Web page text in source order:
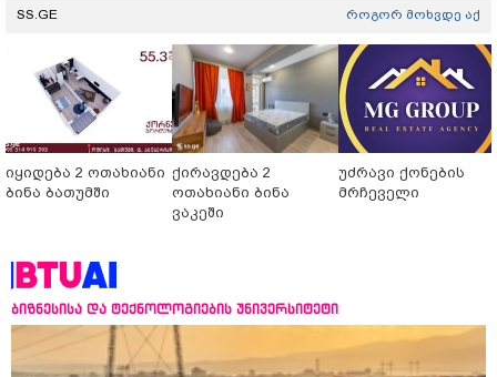
SS.GE როგორ მოხვდე აქ
იყიდება 2 ოთახიანი
ბინა ბათუმში
ქირავდება 2
ოთახიანი ბინა
ვაკეში
უძრავი ქონების
მრჩეველი
ბიზნესისა და ტექნოლოგიების უნივერსიტეტი